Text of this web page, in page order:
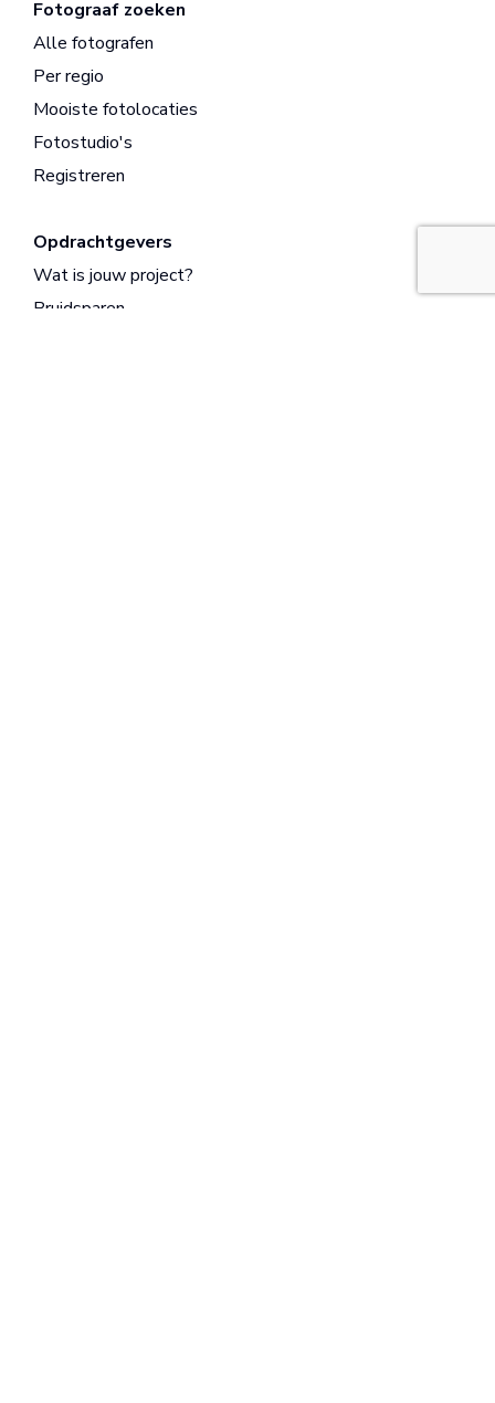
Fotograaf zoeken
Alle fotografen
Per regio
Mooiste fotolocaties
Fotostudio's
Registreren
Opdrachtgevers
Wat is jouw project?
Bruidsparen